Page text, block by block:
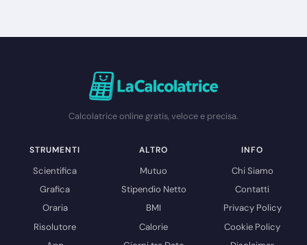
Calcolatrice online gratis, veloce e precisa.
STRUMENTI
Scientifica
Grafica
Oraria
Risolutore
ALTRO
Mutuo
Stipendio Netto
BMI
Calorie
INFO
Chi Siamo
Contatti
Privacy Policy
Cookie Policy